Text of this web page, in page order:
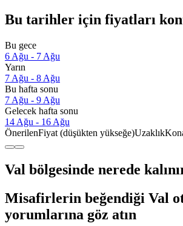
Bu tarihler için fiyatları
Bu gece
6 Ağu - 7 Ağu
Yarın
7 Ağu - 8 Ağu
Bu hafta sonu
7 Ağu - 9 Ağu
Gelecek hafta sonu
14 Ağu - 16 Ağu
ÖnerilenFiyat (düşükten yükseğe)Uzaklık
Val bölgesinde nerede
Misafirlerin beğendiği Val
yorumlarına göz atın